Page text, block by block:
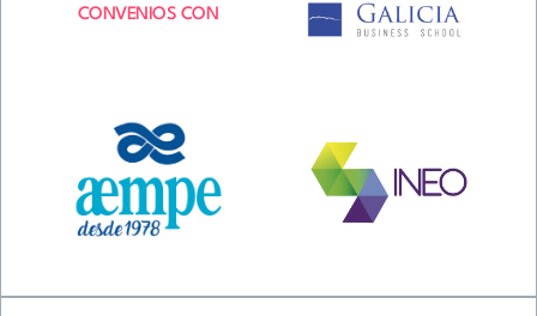
CONVENIOS CON